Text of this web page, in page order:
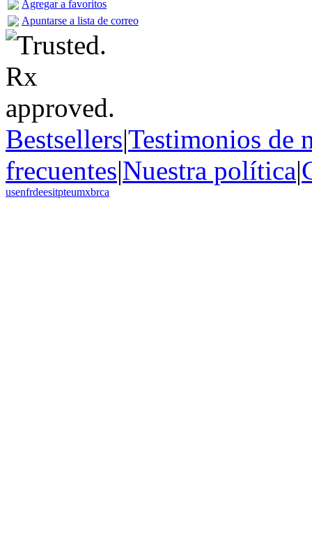
Agregar a favoritos
Apuntarse a lista de correo
Bestsellers|Testimonios de
frecuentes|Nuestra política|
usenfrdeesitpteumxbrca